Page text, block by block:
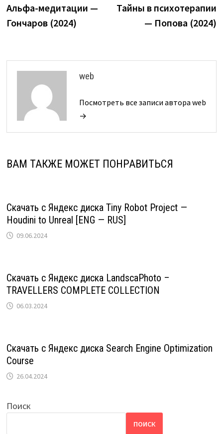
по
записям
запись:
Альфа-медитации —
Гончаров (2024)
Тайны в психотерапии
— Попова (2024)
web
Посмотреть все записи автора web
→
ВАМ ТАКЖЕ МОЖЕТ ПОНРАВИТЬСЯ
Скачать с Яндекс диска Tiny Robot Project —
Houdini to Unreal [ENG — RUS]
09.06.2024
Скачать с Яндекс диска LandscaPhoto –
TRAVELLERS COMPLETE COLLECTION
06.03.2024
Скачать с Яндекс диска Search Engine Optimization
Course
26.04.2024
Поиск
ПОИСК